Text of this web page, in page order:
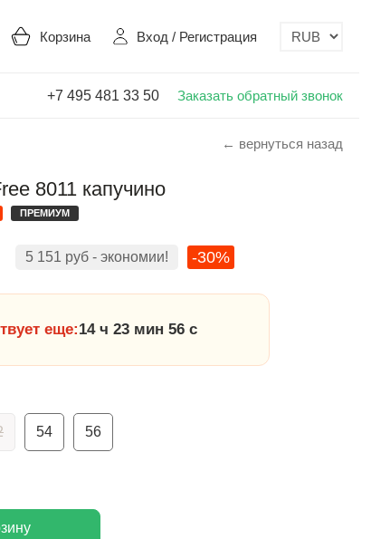
Корзина Вход / Регистрация
+7 495 481 33 50 Заказать обратный звонок
← вернуться назад
8011 капучино
ПРЕМИУМ
5 151 руб - экономии! -30%
еще:14 ч 23 мин 55 с
54 56